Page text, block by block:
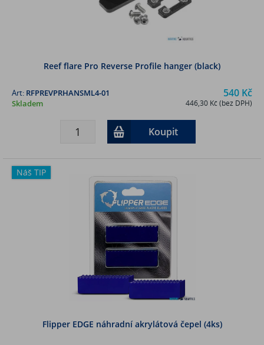
Reef flare Pro Reverse Profile hanger (black)
540 Kč
446,30 Kč (bez DPH)
Art: RFPREVPRHANSML4-01
Skladem
Koupit
Náš TIP
Flipper EDGE náhradní akrylátová čepel (4ks)